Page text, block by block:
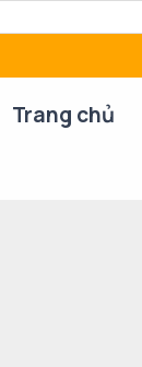
Trang chủ